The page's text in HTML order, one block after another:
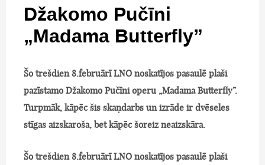
Džakomo Pučīni
„Madama Butterfly”
Šo trešdien 8.februārī LNO noskatījos pasaulē plaši
pazīstamo Džakomo Pučīni operu „Madama Butterfly”.
Turpmāk, kāpēc šis skaņdarbs un izrāde ir dvēseles
stīgas aizskaroša, bet kāpēc šoreiz neaizskāra.
Šo trešdien 8.februārī LNO noskatījos pasaulē plaši